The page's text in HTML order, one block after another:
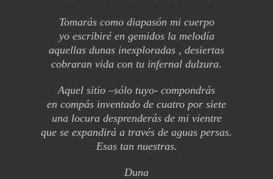
Tomarás como diapasón mi cuerpo
yo escribiré en gemidos la melodía
aquellas dunas inexploradas , desiertas
cobraran vida con tu infernal dulzura.
Aquel sitio –sólo tuyo- compondrás
en compás inventado de cuatro por siete
una locura desprenderás de mi vientre
que se expandirá a través de aguas persas.
Esas tan nuestras.
Duna